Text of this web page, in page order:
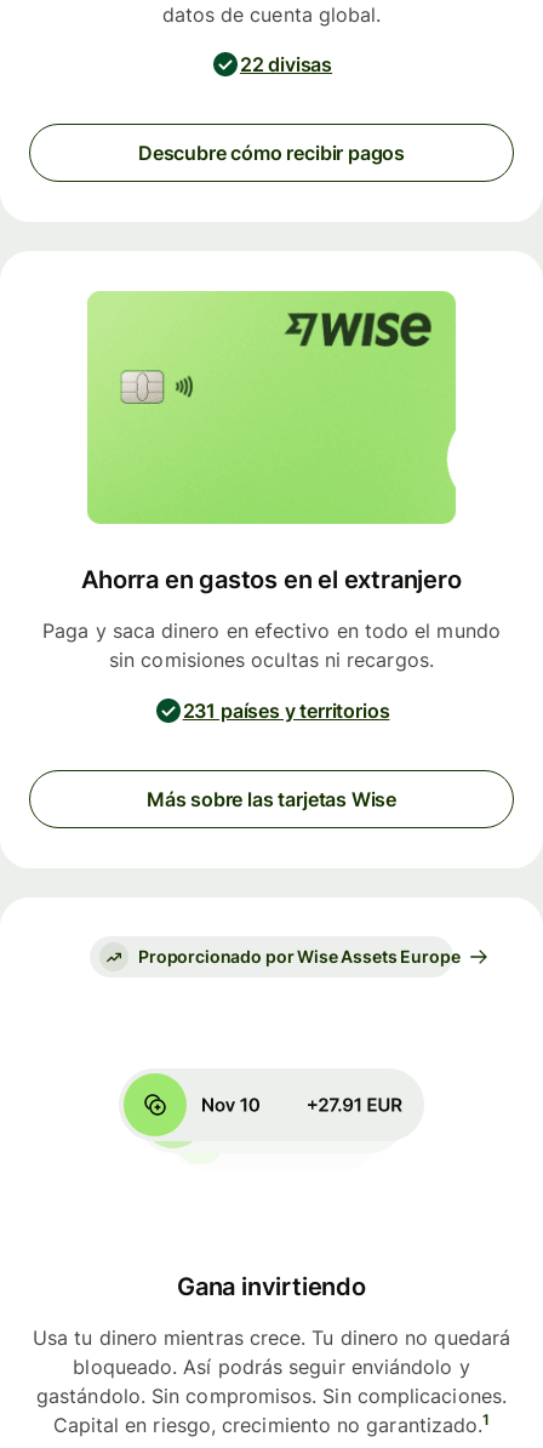
datos de cuenta global.
22 divisas
Descubre cómo recibir pagos
Ahorra en gastos en el extranjero
Paga y saca dinero en efectivo en todo el mundo
sin comisiones ocultas ni recargos.
231 países y territorios
Más sobre las tarjetas Wise
Proporcionado por Wise Assets Europe
Gana invirtiendo
Usa tu dinero mientras crece. Tu dinero no quedará
bloqueado. Así podrás seguir enviándolo y
gastándolo. Sin compromisos. Sin complicaciones.
Capital en riesgo, crecimiento no garantizado.1